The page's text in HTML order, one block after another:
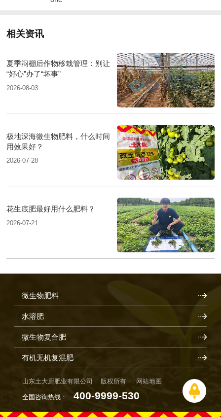
相关资讯
夏季闷棚后作物移栽管理：别让
“好心”办了“坏事”
2026-08-03
极地深海微生物肥料，什么时间
用效果好？
2026-07-28
花生底肥最好用什么肥料？
2026-07-21
微生物肥料
水溶肥
微生物复合肥
有机无机复混肥
山东土大厨肥业有限公司 版权所有 网站地图
全国咨询热线： 400-9999-530